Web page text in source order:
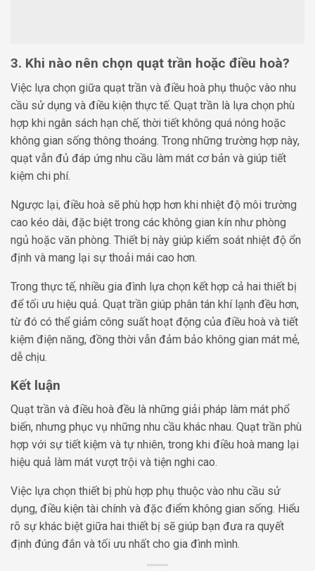
3. Khi nào nên chọn quạt trần hoặc điều hoà?
Việc lựa chọn giữa quạt trần và điều hoà phụ thuộc vào nhu
cầu sử dụng và điều kiện thực tế. Quạt trần là lựa chọn phù
hợp khi ngân sách hạn chế, thời tiết không quá nóng hoặc
không gian sống thông thoáng. Trong những trường hợp này,
quạt vẫn đủ đáp ứng nhu cầu làm mát cơ bản và giúp tiết
kiệm chi phí.
Ngược lại, điều hoà sẽ phù hợp hơn khi nhiệt độ môi trường
cao kéo dài, đặc biệt trong các không gian kín như phòng
ngủ hoặc văn phòng. Thiết bị này giúp kiểm soát nhiệt độ ổn
định và mang lại sự thoải mái cao hơn.
Trong thực tế, nhiều gia đình lựa chọn kết hợp cả hai thiết bị
để tối ưu hiệu quả. Quạt trần giúp phân tán khí lạnh đều hơn,
từ đó có thể giảm công suất hoạt động của điều hoà và tiết
kiệm điện năng, đồng thời vẫn đảm bảo không gian mát mẻ,
dễ chịu.
Kết luận
Quạt trần và điều hoà đều là những giải pháp làm mát phổ
biến, nhưng phục vụ những nhu cầu khác nhau. Quạt trần phù
hợp với sự tiết kiệm và tự nhiên, trong khi điều hoà mang lại
hiệu quả làm mát vượt trội và tiện nghi cao.
Việc lựa chọn thiết bị phù hợp phụ thuộc vào nhu cầu sử
dụng, điều kiện tài chính và đặc điểm không gian sống. Hiểu
rõ sự khác biệt giữa hai thiết bị sẽ giúp bạn đưa ra quyết
định đúng đắn và tối ưu nhất cho gia đình mình.